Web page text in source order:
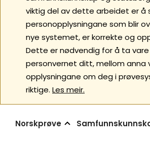
viktig del av dette arbeidet er å
personopplysningane som blir
nye systemet, er korrekte og
Dette er nødvendig for å ta
personvernet ditt, mellom anna
opplysningane om deg i
riktige. Les meir.
Norskprøve